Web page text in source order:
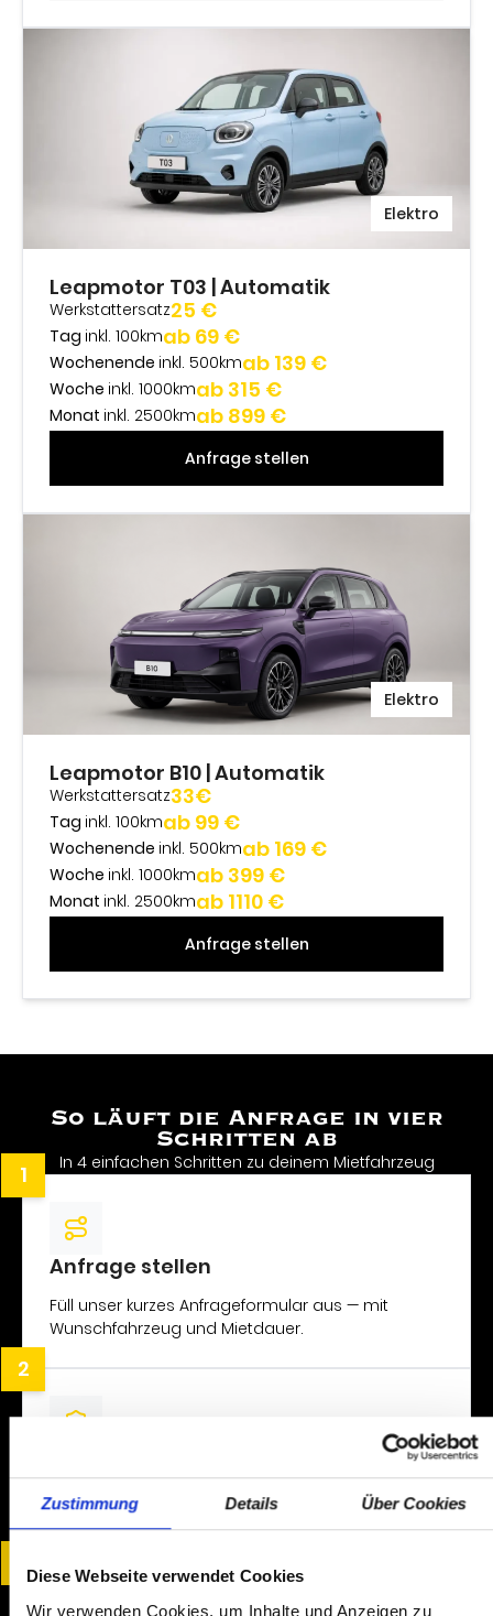
Zustimmung Details Über Cookies
Diese Webseite verwendet Cookies
Wir verwenden Cookies, um Inhalte und Anzeigen zu
Elektro
Leapmotor T03 | Automatik
Werkstattersatz25 €
Tag inkl. 100kmab 69 €
Wochenende inkl. 500kmab 139 €
Woche inkl. 1000kmab 315 €
Monat inkl. 2500kmab 899 €
Anfrage stellen
Elektro
Leapmotor B10 | Automatik
Werkstattersatz33€
Tag inkl. 100kmab 99 €
Wochenende inkl. 500kmab 169 €
Woche inkl. 1000kmab 399 €
Monat inkl. 2500kmab 1110 €
Anfrage stellen
So läuft die Anfrage in vier
Schritten ab
In 4 einfachen Schritten zu deinem Mietfahrzeug
Anfrage stellen
Füll unser kurzes Anfrageformular aus — mit
Wunschfahrzeug und Mietdauer.
Wir bereiten alles vor und vereinbaren mit dir